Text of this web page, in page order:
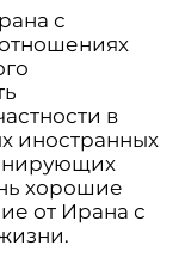
с
в
иностранных
хорошие
от Ирана с